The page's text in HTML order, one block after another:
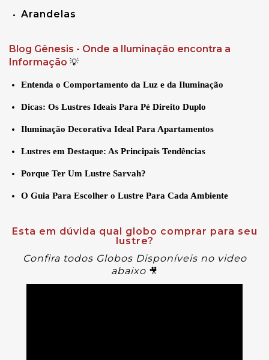
Arandelas
Blog Gênesis - Onde a Iluminação encontra a
Informação 💡
Entenda o Comportamento da Luz e da Iluminação
Dicas: Os Lustres Ideais Para Pé Direito Duplo
Iluminação Decorativa Ideal Para Apartamentos
Lustres em Destaque: As Principais Tendências
Porque Ter Um Lustre Sarvah?
O Guia Para Escolher o Lustre Para Cada Ambiente
Esta em dúvida qual globo comprar para seu
lustre?
Confira todos Globos Disponíveis no video
abaixo 🎥